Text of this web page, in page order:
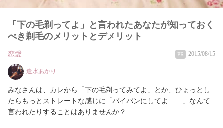
「下の毛剃ってよ」と言われたあなたが知っておく
べき剃毛のメリットとデメリット
恋愛 PR 2015/08/15
遣水あかり
みなさんは、カレから「下の毛剃ってみてよ」とか、ひょっとし
たらもっとストレートな感じに「パイパンにしてよ……」なんて
言われたりすることはありませんか？